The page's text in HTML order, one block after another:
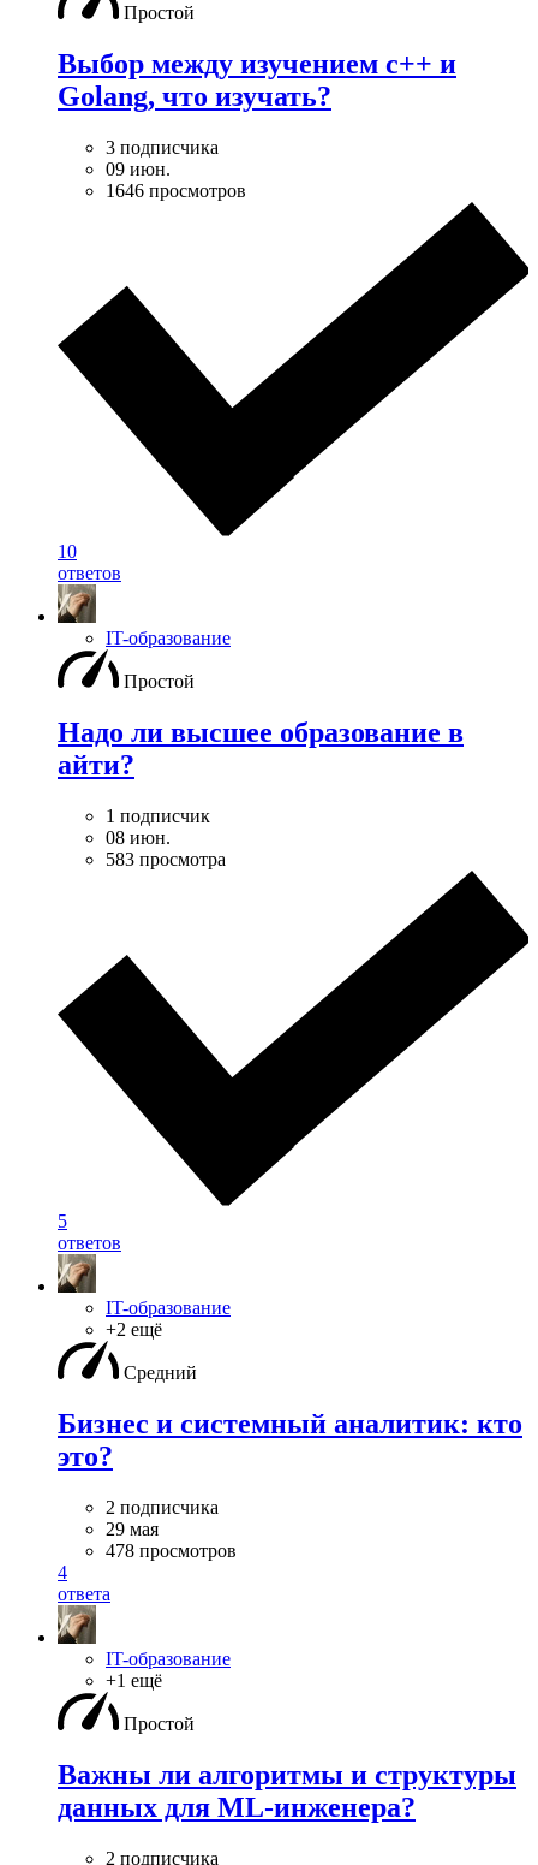
Простой
Выбор между изучением c++ и
Golang, что изучать?
3 подписчика
09 июн.
1646 просмотров
10
ответов
IT-образование
Простой
Надо ли высшее образование в
айти?
1 подписчик
08 июн.
583 просмотра
5
ответов
IT-образование
+2 ещё
Средний
Бизнес и системный аналитик: кто
это?
2 подписчика
29 мая
478 просмотров
4
ответа
IT-образование
+1 ещё
Простой
Важны ли алгоритмы и структуры
данных для ML-инженера?
2 подписчика